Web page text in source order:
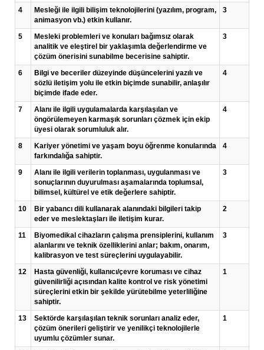
4
Mesleği ile ilgili bilişim teknolojilerini (yazılım, program,
animasyon vb.) etkin kullanır.
3
5
Mesleki problemleri ve konuları bağımsız olarak
analitik ve eleştirel bir yaklaşımla değerlendirme ve
çözüm önerisini sunabilme becerisine sahiptir.
3
6
Bilgi ve beceriler düzeyinde düşüncelerini yazılı ve
sözlü iletişim yolu ile etkin biçimde sunabilir, anlaşılır
biçimde ifade eder.
4
7
Alanı ile ilgili uygulamalarda karşılaşılan ve
öngörülemeyen karmaşık sorunları çözmek için ekip
üyesi olarak sorumluluk alır.
4
8
Kariyer yönetimi ve yaşam boyu öğrenme konularında
farkındalığa sahiptir.
4
9
Alanı ile ilgili verilerin toplanması, uygulanması ve
sonuçlarının duyurulması aşamalarında toplumsal,
bilimsel, kültürel ve etik değerlere sahiptir.
3
10
Bir yabancı dili kullanarak alanındaki bilgileri takip
eder ve meslektaşları ile iletişim kurar.
2
11
Biyomedikal cihazların çalışma prensiplerini, kullanım
alanlarını ve teknik özelliklerini anlar; bakım, onarım,
kalibrasyon ve test süreçlerini uygulayabilir.
3
12
Hasta güvenliği, kullanıcı/çevre koruması ve cihaz
güvenilirliği açısından kalite kontrol ve risk yönetimi
süreçlerini etkin bir şekilde yürütebilme yeterliliğine
sahiptir.
1
13
Sektörde karşılaşılan teknik sorunları analiz eder,
çözüm önerileri geliştirir ve yenilikçi teknolojilerle
uyumlu çözümler sunar.
1